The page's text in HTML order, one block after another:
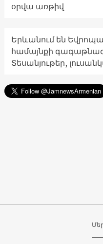
օրվա առթիվ
Երևանում են
համայնքի
Տեսանյութեր,